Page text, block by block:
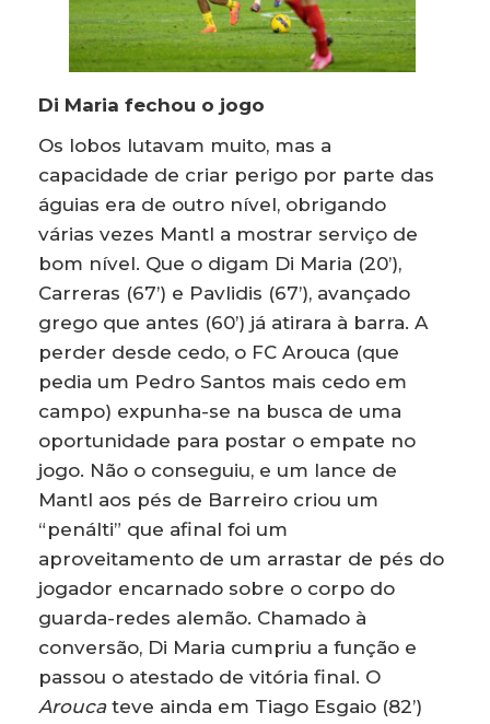
Di Maria fechou o jogo
Os lobos lutavam muito, mas a
capacidade de criar perigo por parte das
águias era de outro nível, obrigando
várias vezes Mantl a mostrar serviço de
bom nível. Que o digam Di Maria (20’),
Carreras (67’) e Pavlidis (67’), avançado
grego que antes (60’) já atirara à barra. A
perder desde cedo, o FC Arouca (que
pedia um Pedro Santos mais cedo em
campo) expunha-se na busca de uma
oportunidade para postar o empate no
jogo. Não o conseguiu, e um lance de
Mantl aos pés de Barreiro criou um
“penálti” que afinal foi um
aproveitamento de um arrastar de pés do
jogador encarnado sobre o corpo do
guarda-redes alemão. Chamado à
conversão, Di Maria cumpriu a função e
passou o atestado de vitória final. O
Aroucateve ainda em Tiago Esgaio (82’)